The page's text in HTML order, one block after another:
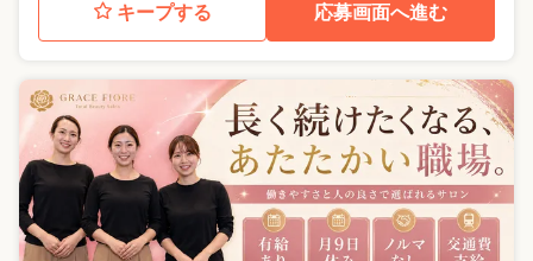
キープする 応募画面へ進む